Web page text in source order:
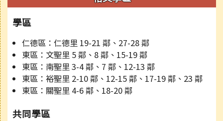
學區
仁德區：仁德里 19-21 鄰、27-28 鄰
東區：文聖里 5 鄰、8 鄰、15-19 鄰
東區：南聖里 3-4 鄰、7 鄰、12-13 鄰
東區：裕聖里 2-10 鄰、12-15 鄰、17-19 鄰、23 鄰
東區：關聖里 4-6 鄰、18-20 鄰
共同學區